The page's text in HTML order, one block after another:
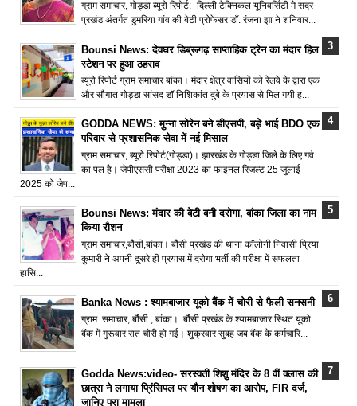
ग्राम समाचार, गोड्डा ब्यूरो रिपोर्ट:- दिल्ली टेक्निकल यूनिवर्सिटी मे सदर
प्रखंड अंतर्गत डुमरिया गांव की बेटी प्रोफेसर डॉ. रंजना झा ने शनिवार...
Bounsi News: देवघर डिब्रूगढ़ साप्ताहिक ट्रेन का मंदार हिल
स्टेशन पर हुआ ठहराव
ब्यूरो रिपोर्ट ग्राम समाचार बांका। मंदार क्षेत्र वासियों को रेलवे के द्वारा एक
और सौगात गोड्डा सांसद डॉ निशिकांत दुबे के प्रयास से मिल गयी ह...
GODDA NEWS: मुन्ना सोरेन बने डीएसपी, बड़े भाई BDO एक
परिवार से प्रशासनिक सेवा में नई मिसाल
ग्राम समाचार, ब्यूरो रिपोर्ट(गोड्डा)। झारखंड के गोड्डा जिले के लिए गर्व
का पल है। जेपीएससी परीक्षा 2023 का फाइनल रिजल्ट 25 जुलाई
2025 को जेप...
Bounsi News: मंदार की बेटी बनी दरोगा, बांका जिला का नाम
किया रौशन
ग्राम समाचार,बौंसी,बांका। बौंसी प्रखंड की थाना कॉलोनी निवासी प्रिया
कुमारी ने अपनी दूसरे ही प्रयास में दरोगा भर्ती की परीक्षा में सफलता
हासि...
Banka News : श्यामबाजार यूको बैंक में चोरी से फैली सनसनी
ग्राम समाचार, बौंसी , बांका। बौंसी प्रखंड के श्यामबाजार स्थित यूको
बैंक में गुरूवार रात चोरी हो गई। शुक्रवार सुबह जब बैंक के कर्मचारि...
Godda News:video- सरस्वती शिशु मंदिर के 8 वीं क्लास की
छात्रा ने लगाया प्रिंसिपल पर यौन शोषण का आरोप, FIR दर्ज,
जानिए पूरा मामला